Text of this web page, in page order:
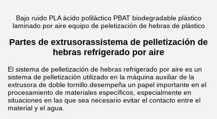
Bajo ruido PLA ácido poliláctico PBAT biodegradable plástico
laminado por aire equipo de peletización de hebras de plástico
Partes de extrusorassistema de pelletización de
hebras refrigerado por aire
El sistema de pelletización de hebras refrigerado por aire es un
sistema de pelletización utilizado en la máquina auxiliar de la
extrusora de doble tornillo.desempeña un papel importante en el
procesamiento de materiales específicos, especialmente en
situaciones en las que sea necesario evitar el contacto entre el
material y el agua.